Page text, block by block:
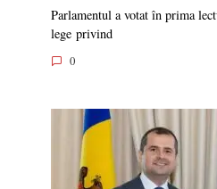
Parlamentul a votat în prima
lege privind
0